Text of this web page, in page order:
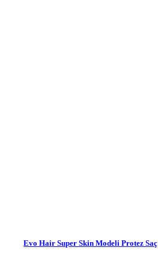
Evo Hair Super Skin Modeli Protez Saç